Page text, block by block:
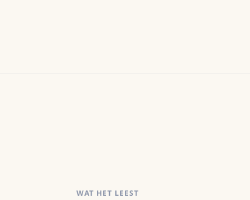
WAT HET LEEST